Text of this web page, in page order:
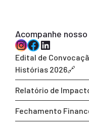
Acompanhe
Instagram
Facebook
LinkedIn
Edital de
Histórias 2026
Relatório de
Fechamento